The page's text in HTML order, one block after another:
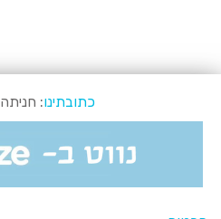
כתובתינו: חניתה 20, חיפה